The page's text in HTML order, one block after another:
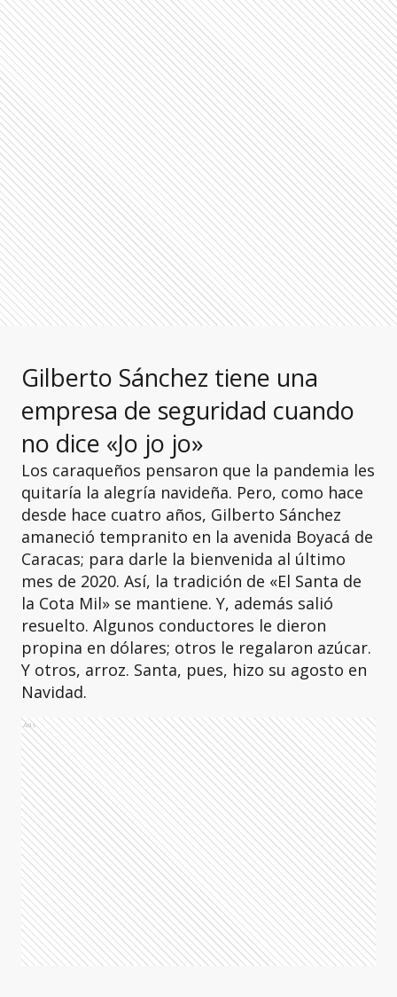
Gilberto Sánchez tiene una
empresa de seguridad cuando
no dice «Jo jo jo»
Los caraqueños pensaron que la pandemia les
quitaría la alegría navideña. Pero, como hace
desde hace cuatro años, Gilberto Sánchez
amaneció tempranito en la avenida Boyacá de
Caracas; para darle la bienvenida al último
mes de 2020. Así, la tradición de «El Santa de
la Cota Mil» se mantiene. Y, además salió
resuelto. Algunos conductores le dieron
propina en dólares; otros le regalaron azúcar.
Y otros, arroz. Santa, pues, hizo su agosto en
Navidad.
Ads